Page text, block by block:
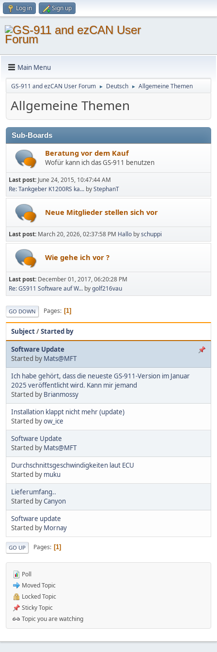
Log in Sign up
Main Menu
GS-911 and ezCAN User Forum ► Deutsch ► Allgemeine Themen
Allgemeine Themen
Sub-Boards
Beratung vor dem Kauf
Wofür kann ich das GS-911 benutzen
Last post: June 24, 2015, 10:47:44 AM
Re: Tankgeber K1200RS ka... byStephanT
Neue Mitglieder stellen sich vor
Last post: March 20, 2026, 02:37:58 PM Hallo byschuppi
Wie gehe ich vor ?
Last post: December 01, 2017, 06:20:28 PM
Re: GS911 Software auf W... bygolf216vau
GO DOWN Pages 1
Subject/Started by
Software Update
Started by Mats@MFT
Ich habe gehört, dass die neueste GS-911-Version im Januar
2025 veröffentlicht wird. Kann mir jemand
Started by Brianmossy
Installation klappt nicht mehr (update)
Started byow_ice
Software Update
Started by Mats@MFT
Durchschnittsgeschwindigkeiten laut ECU
Started by muku
Lieferumfang..
Started byCanyon
Software update
Started by Mornay
GO UP Pages 1
Poll
Moved Topic
Locked Topic
Sticky Topic
Topic you are watching